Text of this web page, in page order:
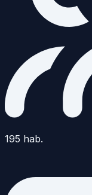
195 hab.